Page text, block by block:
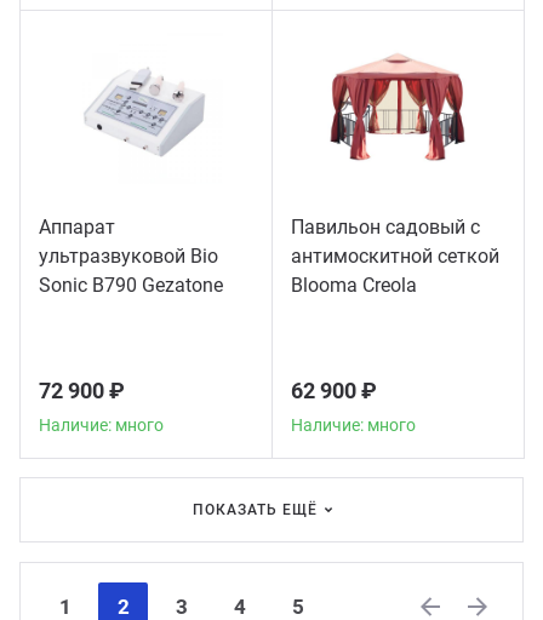
Аппарат
ультразвуковой Bio
Sonic B790 Gezatone
72 900 ₽
Наличие: много
Павильон садовый с
антимоскитной сеткой
Blooma Creola
62 900 ₽
Наличие: много
ПОКАЗАТЬ ЕЩЁ
1 2 3 4
5